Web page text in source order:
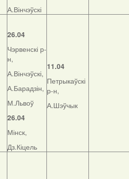
А.Вінчэўскі
26.04
Чэрвенскі р-
н,
А.Вінчэўскі,
А.Барадзін,
М.Львоў
26.04
Мінск,
Дз.Кіцель
11.04
Петрыкаўскі
р-н,
А.Шэўчык